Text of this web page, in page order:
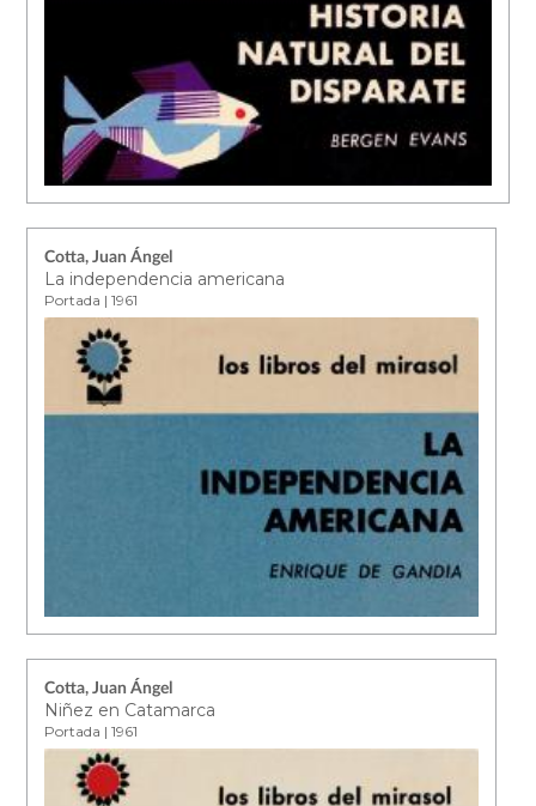
Cotta, Juan Ángel
La independencia americana
Portada | 1961
Cotta, Juan Ángel
Niñez en Catamarca
Portada | 1961